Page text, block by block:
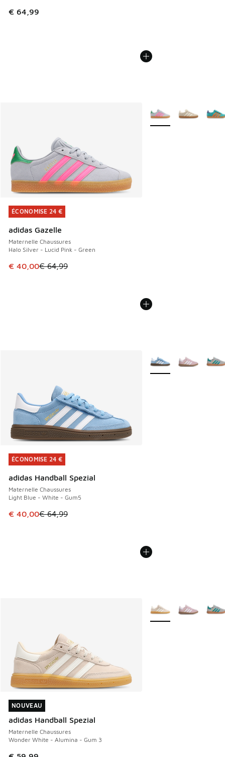
€ 64,99
ÉCONOMISE 24 €
adidas Gazelle
Maternelle Chaussures
Halo Silver - Lucid Pink - Green
Cet article est en promotion. Prix en baisse de € 64,99 à
€ 40,00€ 64,99
ÉCONOMISE 24 €
Plus de couleurs
ÉCONOMISE 24 €
adidas Handball Spezial
Maternelle Chaussures
Light Blue - White - Gum5
Cet article est en promotion. Prix en baisse de € 64,99 à
€ 40,00€ 64,99
ÉCONOMISE 24 €
Plus de couleurs
NOUVEAU
adidas Handball Spezial
Maternelle Chaussures
Wonder White - Alumina - Gum 3
NOUVEAU
Plus de couleurs